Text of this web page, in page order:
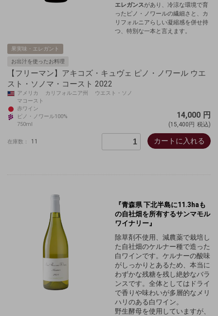
エレガンスがあり、 冷涼な環境で育
ったピノ・ノワールの繊細さと、カ
リフォルニアらしい凝縮感を併せ持
つ、特別な一本と言えます。
果実味・エレガント
お出汁を使ったお料理
【フリーマン】アキコズ・キュヴェ ピノ・ノワール ウエ
スト・ソノマ・コースト 2022
アメリカ カリフォルニア州 ウエスト・ソノ
マコースト
赤ワイン
ピノ・ノワール100%
750ml
14,000 円
(15,400円 税込)
在庫数： 11 カートに入れる
『青森県 下北半島に11.3haも
の自社畑を所有するサンマモル
ワイナリー』
除草剤不使用、減農薬で栽培し
た自社畑のケルナー種で造った
白ワインです。 ケルナーの酸味
がしっかりとあるため、本当に
わずかな残糖を残し絶妙なバラ
ンスです。全体としてはドライ
で香りや味わいが多層的なメリ
ハリのある白ワイン。
野生酵母を使用していますが、